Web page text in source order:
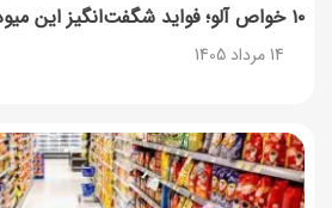
۱۰ خواص آلو؛ فواید شگفت‌انگیز این میوه برای سلامت بدن
14 مرداد 1405